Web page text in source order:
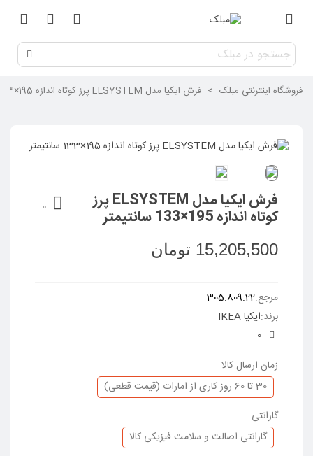
فروشگاه اینترنتی مبلک > فرش ایکیا مدل ELSYSTEM پرز کوتاه اندازه 195×133 سانتیمتر
فرش ایکیا مدل ELSYSTEM پرز
کوتاه اندازه 195×133 سانتیمتر 0
15,205,500 تومان
مرجع:305.809.22
برند:ایکیا IKEA
0
زمان ارسال کالا
30 تا 60 روز کاری از امارات (قیمت قطعی)
گارانتی
گارانتی اصالت و سلامت فیزیکی کالا